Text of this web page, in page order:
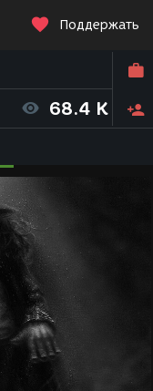
Поддержать
68.4 K